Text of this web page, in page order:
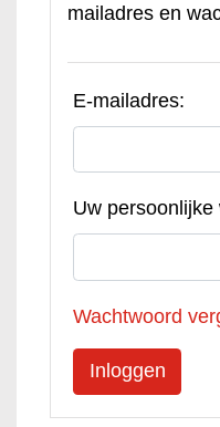
mailadres en
E-mailadres:
Uw persoonlijke
Wachtwoord